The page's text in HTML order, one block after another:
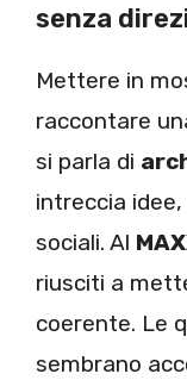
senza
Mettere in
raccontare
si parla di
intreccia
sociali. Al
riusciti a
coerente. Le
sembrano